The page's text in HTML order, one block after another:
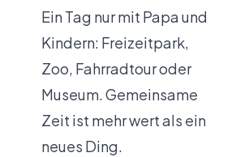
Ein Tag nur mit Papa und
Kindern: Freizeitpark,
Zoo, Fahrradtour oder
Museum. Gemeinsame
Zeit ist mehr wert als ein
neues Ding.